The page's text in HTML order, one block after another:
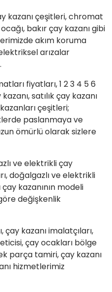
kazanı çeşitleri, chromat
bakır çay kazanı gibi
akım koruma
arızalar
fiyatları, 1 2 3 4 5 6
satılık çay kazanı
çeşitleri;
paslanmaya ve
ömürlü olarak sizlere
ve elektrikli çay
doğalgazlı ve elektrikli
kazanının modeli
değişkenlik
çay kazanı imalatçıları,
çay ocakları bölge
parça tamiri, çay kazanı
hizmetlerimiz